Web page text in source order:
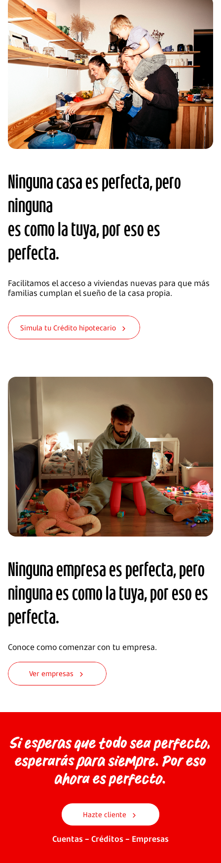
Ninguna casa es perfecta, pero
ninguna
es como la tuya, por eso es
perfecta.
Facilitamos el acceso a viviendas nuevas para que más
familias cumplan el sueño de la casa propia.
Simula tu Crédito hipotecario
Ninguna empresa es perfecta, pero
ninguna es como la tuya, por eso es
perfecta.
Conoce como comenzar con tu empresa.
Ver empresas
Si esperas que todo sea perfecto,
esperarás para siempre. Por eso
ahora es perfecto.
Hazte cliente
Cuentas – Créditos – Empresas